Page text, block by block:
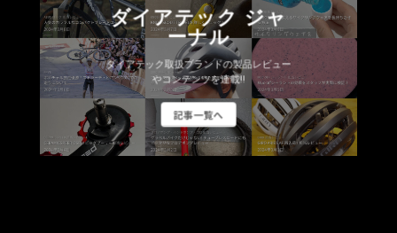
ダイアテック ジャ
ーナル
ダイアテック取扱ブランドの製品レビュー
やコンテンツを連載!!
記事一覧へ